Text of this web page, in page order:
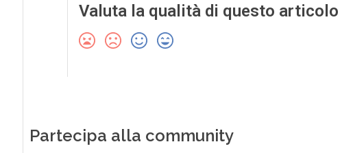
Valuta la qualità di questo articolo
Partecipa alla community